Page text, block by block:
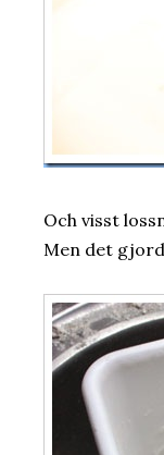
Och visst
Men det